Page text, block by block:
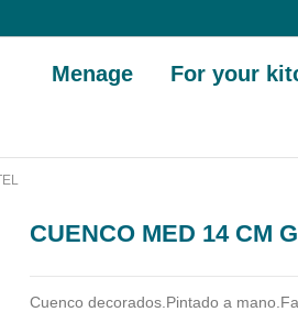
Menage For your
CUENCO MED 14 CM
Cuenco decorados.Pintado a